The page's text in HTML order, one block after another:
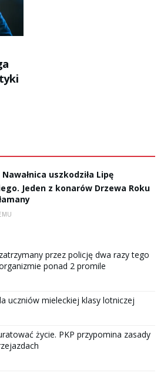
Nawałnica uszkodziła Lipę
Jeden z konarów Drzewa Roku
przez policję dwa razy tego
ponad 2 promile
uczniów mieleckiej klasy lotniczej
życie. PKP przypomina zasady